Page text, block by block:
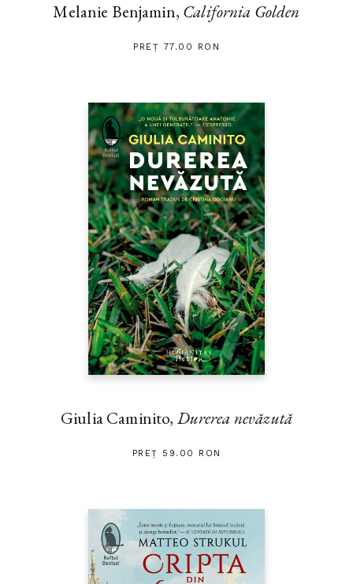
Melanie Benjamin, California Golden
PREȚ 77.00 RON
Giulia Caminito, Durerea nevăzută
PREȚ 59.00 RON